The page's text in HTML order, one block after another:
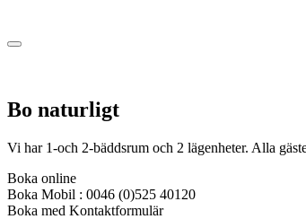
Bo naturligt
Vi har 1-och 2-bäddsrum och 2 lägenheter. Alla
Boka online
Boka Mobil : 0046 (0)525 40120
Boka med Kontaktformulär